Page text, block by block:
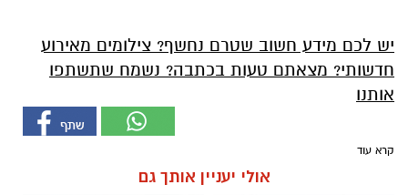
יש לכם מידע חשוב שטרם נחשף? צילומים מאירוע
חדשותי? מצאתם טעות בכתבה? נשמח שתשתפו
אותנו
קרא עוד
אולי יעניין אותך גם